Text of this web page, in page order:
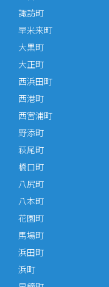
諏訪町
早米来町
大黒町
大正町
西浜田町
西港町
西宮浦町
野添町
萩尾町
橋口町
八尻町
八本町
花園町
馬場町
浜田町
浜町